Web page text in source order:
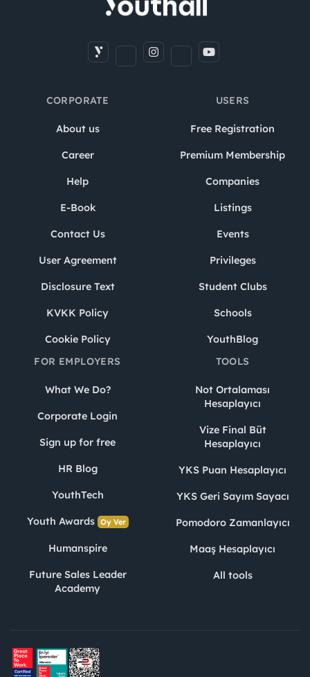
CORPORATE
About us
Career
Help
E-Book
Contact Us
User Agreement
Disclosure Text
KVKK Policy
Cookie Policy
USERS
Free Registration
Premium Membership
Companies
Listings
Events
Privileges
Student Clubs
Schools
YouthBlog
FOR EMPLOYERS
What We Do?
Corporate Login
Sign up for free
HR Blog
YouthTech
Youth Awards Oy Ver
Humanspire
Future Sales Leader
Academy
TOOLS
Not Ortalaması
Hesaplayıcı
Vize Final Büt
Hesaplayıcı
YKS Puan Hesaplayıcı
YKS Geri Sayım Sayacı
Pomodoro Zamanlayıcı
Maaş Hesaplayıcı
All tools